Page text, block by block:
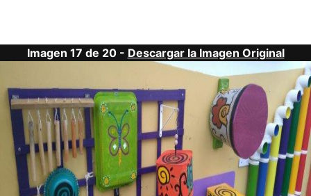
Imagen 17 de 20 - Descargar la Imagen Original